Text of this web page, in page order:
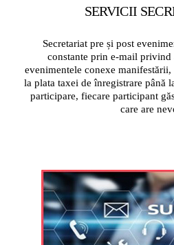
SERVICII
Secretariat pre și post
constante prin e-mail privind
evenimentele conexe
la plata taxei de înregistrare până
participare, fiecare participant
care are